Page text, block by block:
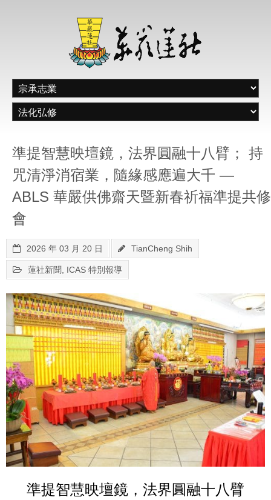
準提智慧映壇鏡，法界圓融十八臂； 持
咒清淨消宿業，隨緣感應遍大千 —
ABLS 華嚴供佛齋天暨新春祈福準提共修
會
2026 年 03 月 20 日 TianCheng Shih
蓮社新聞 ICAS 特別報導
準提智慧映壇鏡，法界圓融十八臂